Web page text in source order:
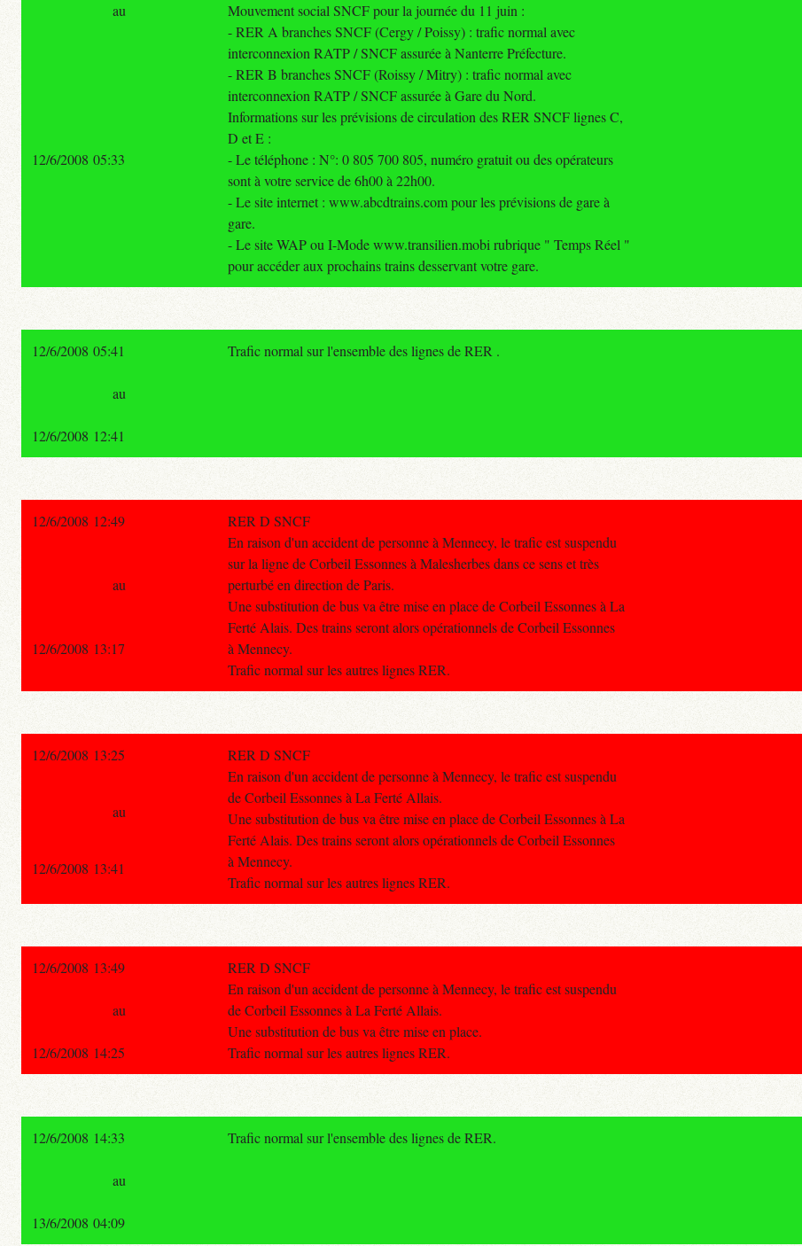
Mouvement social SNCF pour la journée du 11 juin :
- RER A branches SNCF (Cergy / Poissy) : trafic normal avec
interconnexion RATP / SNCF assurée à Nanterre Préfecture.
- RER B branches SNCF (Roissy / Mitry) : trafic normal avec
interconnexion RATP / SNCF assurée à Gare du Nord.
Informations sur les prévisions de circulation des RER SNCF lignes C,
D et E :
- Le téléphone : N°: 0 805 700 805, numéro gratuit ou des opérateurs
sont à votre service de 6h00 à 22h00.
- Le site internet : www.abcdtrains.com pour les prévisions de gare à
gare.
- Le site WAP ou I-Mode www.transilien.mobi rubrique " Temps Réel "
pour accéder aux prochains trains desservant votre gare.
au
12/6/2008 05:33
12/6/2008 05:41 Trafic normal sur l'ensemble des lignes de RER .
au
12/6/2008 12:41
12/6/2008 12:49
RER D SNCF
En raison d'un accident de personne à Mennecy, le trafic est suspendu
sur la ligne de Corbeil Essonnes à Malesherbes dans ce sens et très
perturbé en direction de Paris.
Une substitution de bus va être mise en place de Corbeil Essonnes à La
Ferté Alais. Des trains seront alors opérationnels de Corbeil Essonnes
à Mennecy.
Trafic normal sur les autres lignes RER.
au
12/6/2008 13:17
12/6/2008 13:25
RER D SNCF
En raison d'un accident de personne à Mennecy, le trafic est suspendu
de Corbeil Essonnes à La Ferté Allais.
Une substitution de bus va être mise en place de Corbeil Essonnes à La
Ferté Alais. Des trains seront alors opérationnels de Corbeil Essonnes
à Mennecy.
Trafic normal sur les autres lignes RER.
au
12/6/2008 13:41
12/6/2008 13:49
RER D SNCF
En raison d'un accident de personne à Mennecy, le trafic est suspendu
de Corbeil Essonnes à La Ferté Allais.
Une substitution de bus va être mise en place.
Trafic normal sur les autres lignes RER.
au
12/6/2008 14:25
12/6/2008 14:33 Trafic normal sur l'ensemble des lignes de RER.
au
13/6/2008 04:09